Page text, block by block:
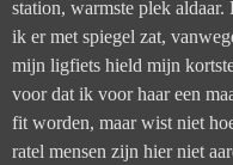
station, warmste plek
ik er met spiegel zat,
mijn ligfiets hield mijn
voor dat ik voor haar een
fit worden, maar wist niet
ratel mensen zijn hier niet